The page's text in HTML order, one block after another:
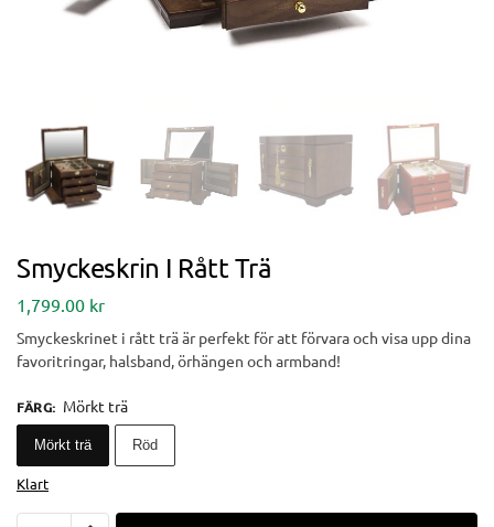
Smyckeskrin I Rått Trä
1,799.00 kr
Smyckeskrinet i rått trä är perfekt för att förvara och visa upp dina
favoritringar, halsband, örhängen och armband!
FÄRG: Mörkt trä
Mörkt trä Röd
Klart